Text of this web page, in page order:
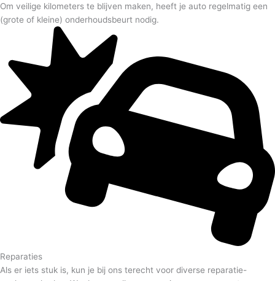
Om veilige kilometers te blijven maken, heeft je auto regelmatig een
(grote of kleine) onderhoudsbeurt nodig.
Reparaties
Als er iets stuk is, kun je bij ons terecht voor diverse reparatie-